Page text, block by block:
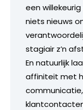
een
niets nieuws
stagiair z’n
En natuurlijk
affiniteit met